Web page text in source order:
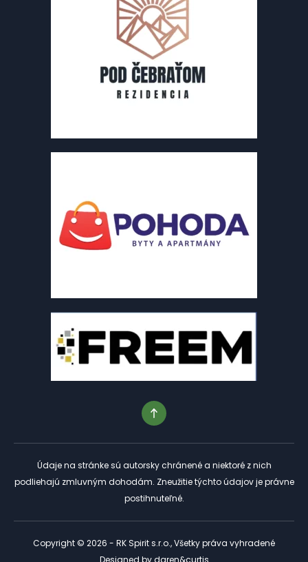
Údaje na stránke sú autorsky chránené a niektoré z nich
podliehajú zmluvným dohodám. Zneužitie týchto údajov je právne
postihnuteľné.
Copyright © 2026 - RK Spirit s.r.o., Všetky práva vyhradené